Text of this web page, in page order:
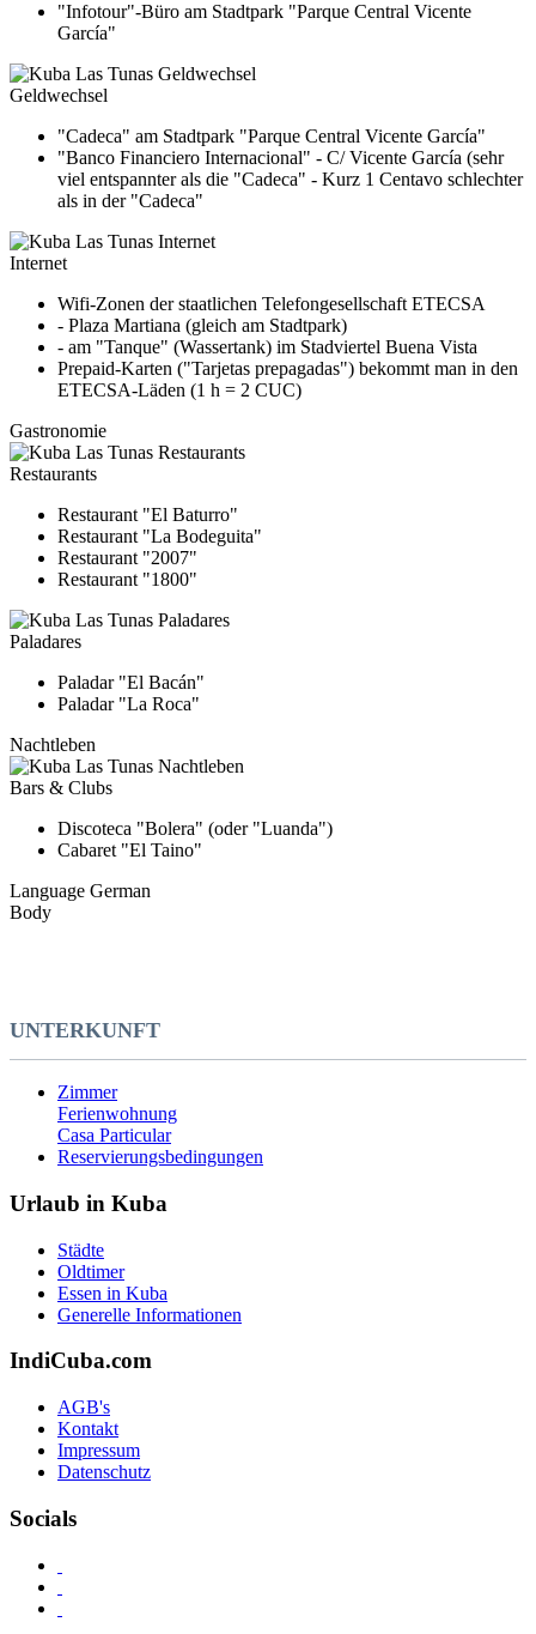
"Infotour"-Büro am Stadtpark "Parque Central Vicente
García"
Geldwechsel
"Cadeca" am Stadtpark "Parque Central Vicente García"
"Banco Financiero Internacional" - C/ Vicente García (sehr
viel entspannter als die "Cadeca" - Kurz 1 Centavo schlechter
als in der "Cadeca"
Internet
Wifi-Zonen der staatlichen Telefongesellschaft ETECSA
- Plaza Martiana (gleich am Stadtpark)
- am "Tanque" (Wassertank) im Stadviertel Buena Vista
Prepaid-Karten ("Tarjetas prepagadas") bekommt man in den
ETECSA-Läden (1 h = 2 CUC)
Gastronomie
Restaurants
Restaurant "El Baturro"
Restaurant "La Bodeguita"
Restaurant "2007"
Restaurant "1800"
Paladares
Paladar "El Bacán"
Paladar "La Roca"
Nachtleben
Bars & Clubs
Discoteca "Bolera" (oder "Luanda")
Cabaret "El Taino"
Language German
Body
UNTERKUNFT
Zimmer
Ferienwohnung
Casa Particular
Reservierungsbedingungen
Urlaub in Kuba
Städte
Oldtimer
Essen in Kuba
Generelle Informationen
IndiCuba.com
AGB's
Kontakt
Impressum
Datenschutz
Socials